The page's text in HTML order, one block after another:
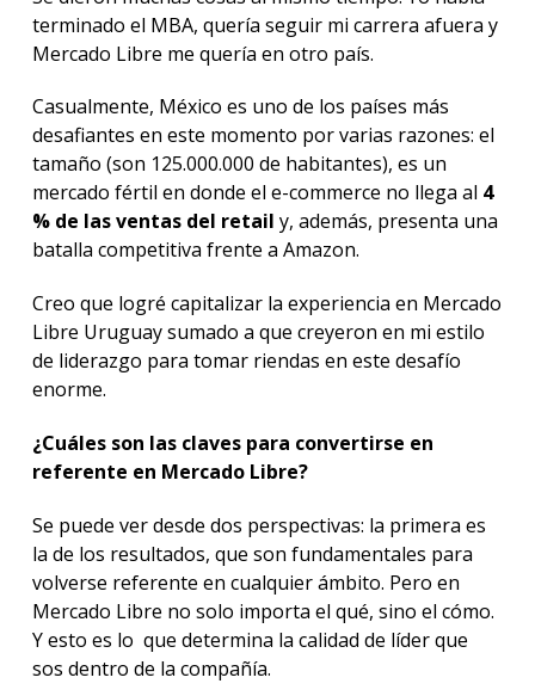
terminado el MBA, quería seguir mi carrera afuera y
Mercado Libre me quería en otro país.
Casualmente, México es uno de los países más
desafiantes en este momento por varias razones: el
tamaño (son 125.000.000 de habitantes), es un
mercado fértil en donde el e-commerce no llega al 4
% de las ventas del retail y, además, presenta una
batalla competitiva frente a Amazon.
Creo que logré capitalizar la experiencia en Mercado
Libre Uruguay sumado a que creyeron en mi estilo
de liderazgo para tomar riendas en este desafío
enorme.
¿Cuáles son las claves para convertirse en
referente en Mercado Libre?
Se puede ver desde dos perspectivas: la primera es
la de los resultados, que son fundamentales para
volverse referente en cualquier ámbito. Pero en
Mercado Libre no solo importa el qué, sino el cómo.
Y esto es lo que determina la calidad de líder que
sos dentro de la compañía.